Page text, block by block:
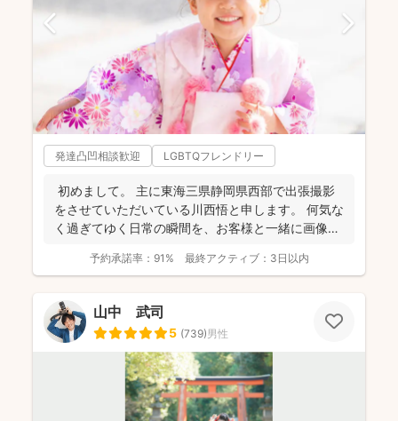
発達凸凹相談歓迎 LGBTQフレンドリー
初めまして。 主に東海三県静岡県西部で出張撮影
をさせていただいている川西悟と申します。 何気な
く過ぎてゆく日常の瞬間を、お客様と一緒に画像と
予約承諾率： 91% 最終アクティブ： 3日以内
山中 武司
5 (739)男性